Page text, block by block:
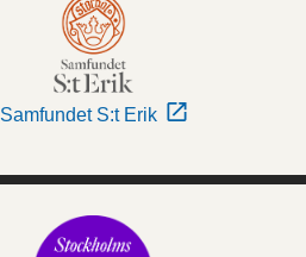
Samfundet S:t Erik